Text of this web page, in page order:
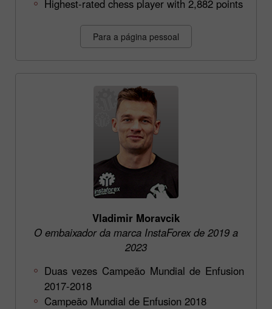
Highest-rated chess player with 2,882 points
Para a página pessoal
Vladimir Moravcik
O embaixador da marca InstaForex de 2019 a
2023
Duas vezes Campeão Mundial de Enfusion
2017-2018
Campeão Mundial de Enfusion 2018